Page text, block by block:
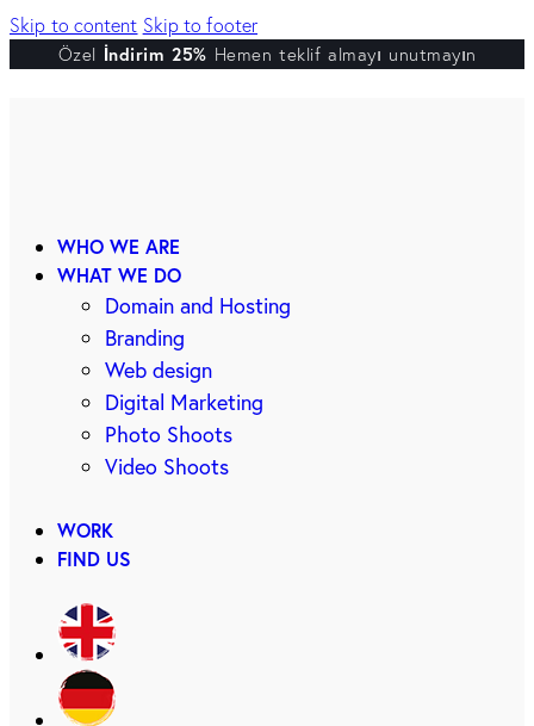
Skip to content Skip to footer
Özel İndirim 25% Hemen teklif almayı unutmayın
WHO WE ARE
WHAT WE DO
Domain and Hosting
Branding
Web design
Digital Marketing
Photo Shoots
Video Shoots
WORK
FIND US